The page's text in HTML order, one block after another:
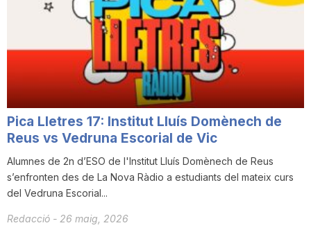
Pica Lletres 17: Institut Lluís Domènech de
Reus vs Vedruna Escorial de Vic
Alumnes de 2n d’ESO de l'Institut Lluís Domènech de Reus
s’enfronten des de La Nova Ràdio a estudiants del mateix curs
del Vedruna Escorial...
Redacció - 26 maig, 2026